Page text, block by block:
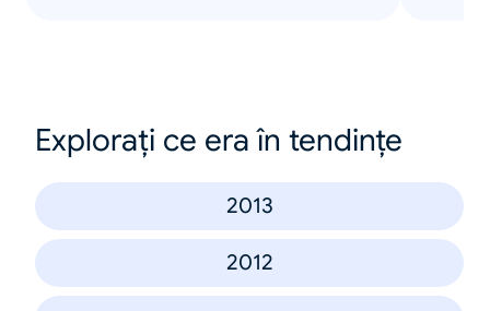
Explorați ce era în tendințe
2013
2012